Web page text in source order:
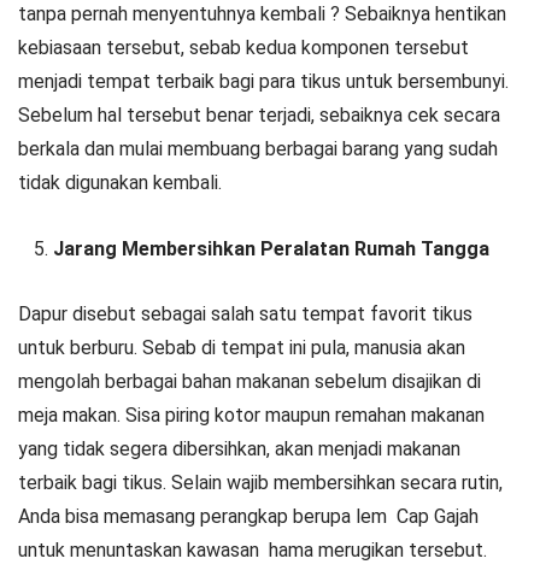
tanpa pernah menyentuhnya kembali ? Sebaiknya hentikan
kebiasaan tersebut, sebab kedua komponen tersebut
menjadi tempat terbaik bagi para tikus untuk bersembunyi.
Sebelum hal tersebut benar terjadi, sebaiknya cek secara
berkala dan mulai membuang berbagai barang yang sudah
tidak digunakan kembali.
Jarang Membersihkan Peralatan Rumah Tangga
Dapur disebut sebagai salah satu tempat favorit tikus
untuk berburu. Sebab di tempat ini pula, manusia akan
mengolah berbagai bahan makanan sebelum disajikan di
meja makan. Sisa piring kotor maupun remahan makanan
yang tidak segera dibersihkan, akan menjadi makanan
terbaik bagi tikus. Selain wajib membersihkan secara rutin,
Anda bisa memasang perangkap berupa lem Cap Gajah
untuk menuntaskan kawasan hama merugikan tersebut.